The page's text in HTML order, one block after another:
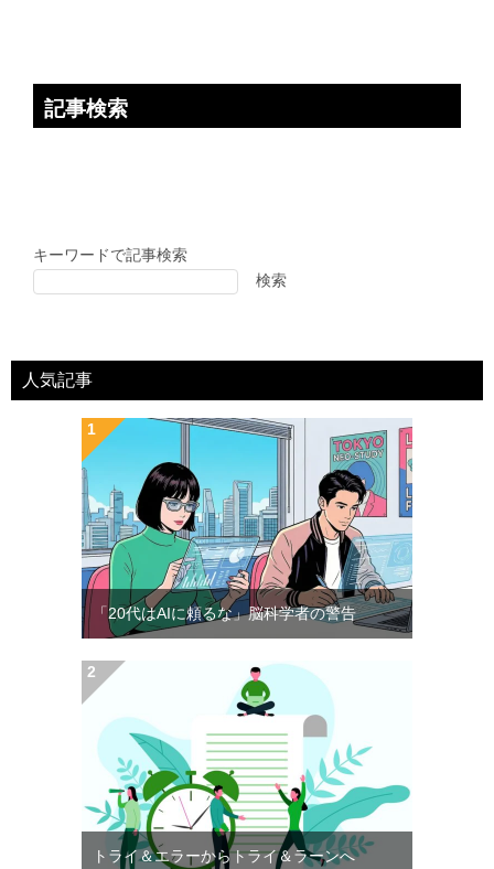
記事検索
キーワードで記事検索
検索
人気記事
「20代はAIに頼るな」脳科学者の警告
トライ＆エラーからトライ＆ラーンへ